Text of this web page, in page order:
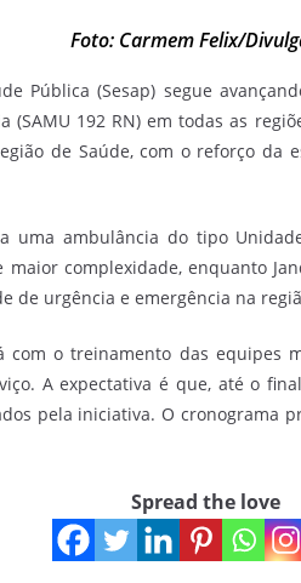
Foto: Carmem Felix/
Pública (Sesap) segue
(SAMU 192 RN) em todas as
de Saúde, com o reforço
uma ambulância do tipo
complexidade, enquanto
de urgência e emergência na
com o treinamento das equipes
A expectativa é que, até o
pela iniciativa. O cronograma
Spread the love